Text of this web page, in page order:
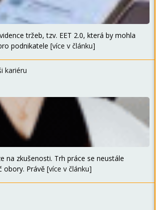
tržeb, tzv. EET 2.0, která by mohla
podnikatele [více v článku]
kariéru
na zkušenosti. Trh práce se neustále
obory. Právě [více v článku]